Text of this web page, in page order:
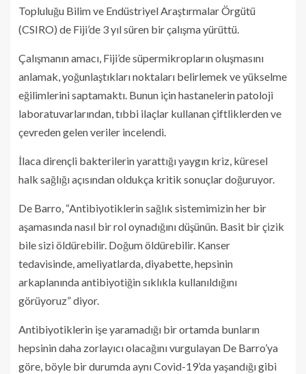
Topluluğu Bilim ve Endüstriyel Araştırmalar Örgütü
(CSIRO) de Fiji’de 3 yıl süren bir çalışma yürüttü.
Çalışmanın amacı, Fiji’de süpermikropların oluşmasını
anlamak, yoğunlaştıkları noktaları belirlemek ve yükselme
eğilimlerini saptamaktı. Bunun için hastanelerin patoloji
laboratuvarlarından, tıbbi ilaçlar kullanan çiftliklerden ve
çevreden gelen veriler incelendi.
İlaca dirençli bakterilerin yarattığı yaygın kriz, küresel
halk sağlığı açısından oldukça kritik sonuçlar doğuruyor.
De Barro, “Antibiyotiklerin sağlık sistemimizin her bir
aşamasında nasıl bir rol oynadığını düşünün. Basit bir çizik
bile sizi öldürebilir. Doğum öldürebilir. Kanser
tedavisinde, ameliyatlarda, diyabette, hepsinin
arkaplanında antibiyotiğin sıklıkla kullanıldığını
görüyoruz” diyor.
Antibiyotiklerin işe yaramadığı bir ortamda bunların
hepsinin daha zorlayıcı olacağını vurgulayan De Barro’ya
göre, böyle bir durumda aynı Covid-19’da yaşandığı gibi